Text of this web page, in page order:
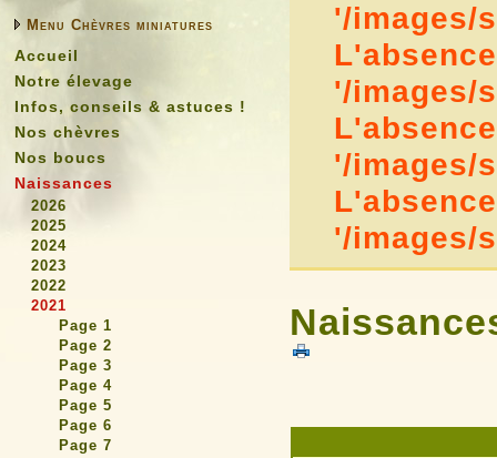
Menu Chèvres miniatures
Accueil
Notre élevage
Infos, conseils & astuces !
Nos chèvres
Nos boucs
Naissances
2026
2025
2024
2023
2022
2021
Page 1
Page 2
Page 3
Page 4
Page 5
Page 6
Page 7
'/images/
'/images/
'/images/
'/images/